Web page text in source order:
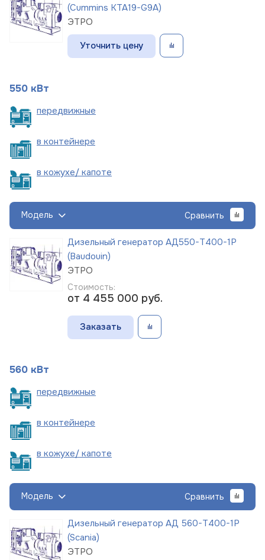
(Cummins KTA19-G9A)
ЭТРО
Уточнить цену
550 кВт
передвижные
в контейнере
в кожухе/ капоте
Модель Сравнить
Дизельный генератор АД550-Т400-1Р
(Baudouin)
ЭТРО
Стоимость:
от 4 455 000 руб.
Заказать
560 кВт
передвижные
в контейнере
в кожухе/ капоте
Модель Сравнить
Дизельный генератор АД 560-Т400-1Р
(Scania)
ЭТРО